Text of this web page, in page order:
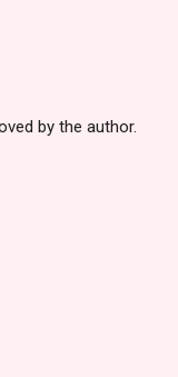
by the author.